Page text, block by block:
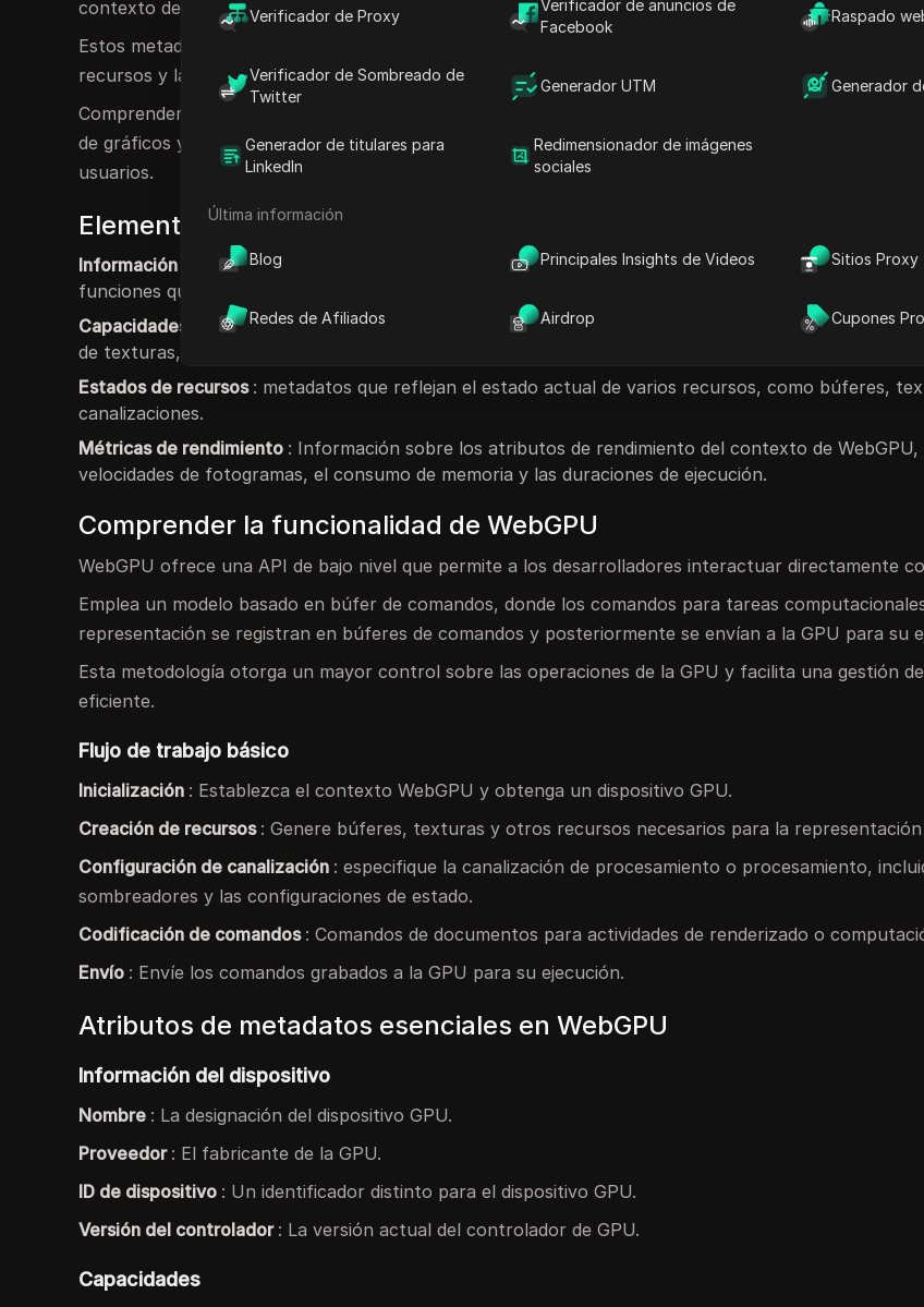
Verificador de Proxy
Verificador de anuncios de
Facebook
Raspado
Verificador de Sombreado de
Twitter
Generador UTM Generador
Generador de titulares para
LinkedIn
Redimensionador de imágenes
sociales
Última información
Blog Principales Insights de Videos Sitios Proxy
Redes de Afiliados Airdrop Cupones
contexto de WebGPU junto con sus recursos relacionados.
Estos metadatos comprenden detalles sobre el dispositivo GPU, las funcionalidades admitidas, los
recursos y las métricas de rendimiento.
Comprender y administrar de manera efectiva los metadatos de WebGPU es esencial para mejorar
de gráficos y computación dentro de las aplicaciones web, lo que garantiza una experiencia perfecta
usuarios.
Elementos esenciales de los metadatos de WebGPU
Información del dispositivo
: Detalles completos sobre el dispositivo GPU, que abarcan su nombre,
funciones que admite.
Capacidades
: información sobre las características y limitaciones admitidas de la GPU, incluido el
de texturas, tamaños de búfer y funcionalidades de sombreado.
Estados de recursos : metadatos que reflejan el estado actual de varios recursos, como búferes,
canalizaciones.
Métricas de rendimiento : Información sobre los atributos de rendimiento del contexto de WebGPU,
velocidades de fotogramas, el consumo de memoria y las duraciones de ejecución.
Comprender la funcionalidad de WebGPU
WebGPU ofrece una API de bajo nivel que permite a los desarrolladores interactuar directamente
Emplea un modelo basado en búfer de comandos, donde los comandos para tareas
representación se registran en búferes de comandos y posteriormente se envían a la GPU para su
Esta metodología otorga un mayor control sobre las operaciones de la GPU y facilita una gestión
eficiente.
Flujo de trabajo básico
Inicialización : Establezca el contexto WebGPU y obtenga un dispositivo GPU.
Creación de recursos : Genere búferes, texturas y otros recursos necesarios para la
Configuración de canalización : especifique la canalización de procesamiento o procesamiento,
sombreadores y las configuraciones de estado.
Codificación de comandos : Comandos de documentos para actividades de renderizado o
Envío : Envíe los comandos grabados a la GPU para su ejecución.
Atributos de metadatos esenciales en WebGPU
Información del dispositivo
Nombre : La designación del dispositivo GPU.
Proveedor : El fabricante de la GPU.
ID de dispositivo : Un identificador distinto para el dispositivo GPU.
Versión del controlador : La versión actual del controlador de GPU.
Capacidades